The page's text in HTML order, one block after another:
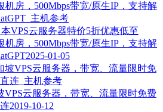
VPS云服务器特价5折优惠低至
机房，500Mbps带宽/原生IP，支持解
2025-01-05
VPS云服务器，带宽、流量限时免费
2019-10-12